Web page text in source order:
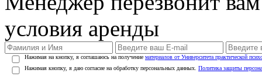
условия аренды
Нажимая на кнопку, я соглашаюсь на получение материалов от Университета практической
Нажимая кнопку, я даю согласие на обработку персональных данных. Политика защиты